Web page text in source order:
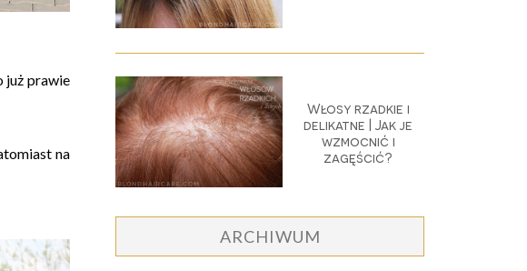
już prawie
na
Włosy rzadkie i
delikatne | Jak je
wzmocnić i
zagęścić?
ARCHIWUM